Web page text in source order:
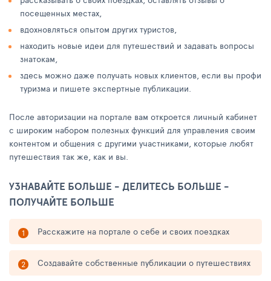
посещенных местах,
вдохновляться опытом других туристов,
находить новые идеи для путешествий и задавать вопросы
знатокам,
здесь можно даже получать новых клиентов, если вы профи
туризма и пишете экспертные публикации.
После авторизации на портале вам откроется личный кабинет
с широким набором полезных функций для управления своим
контентом и общения с другими участниками, которые любят
путешествия так же, как и вы.
УЗНАВАЙТЕ БОЛЬШЕ - ДЕЛИТЕСЬ БОЛЬШЕ -
ПОЛУЧАЙТЕ БОЛЬШЕ
Расскажите на портале о себе и своих поездках
Создавайте собственные публикации о путешествиях